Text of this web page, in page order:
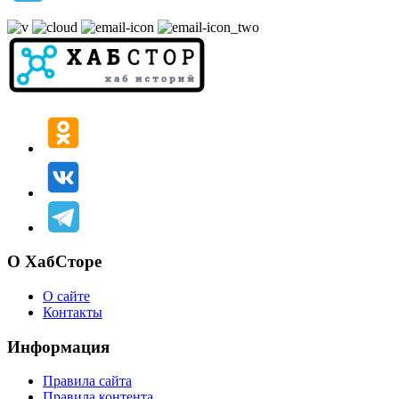
О ХабСторе
О сайте
Контакты
Информация
Правила сайта